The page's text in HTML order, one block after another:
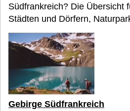
Südfrankreich? Die Übersicht
Städten und Dörfern,
Gebirge Südfrankreich